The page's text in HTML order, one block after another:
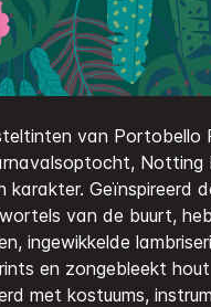
van Portobello
Notting
karakter. Geïnspireerd
van de buurt,
ingewikkelde
en zongebleekt hout
met kostuums,